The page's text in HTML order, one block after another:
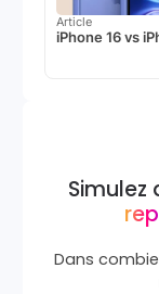
Article
iPhone 16 vs
Simulez
Dans